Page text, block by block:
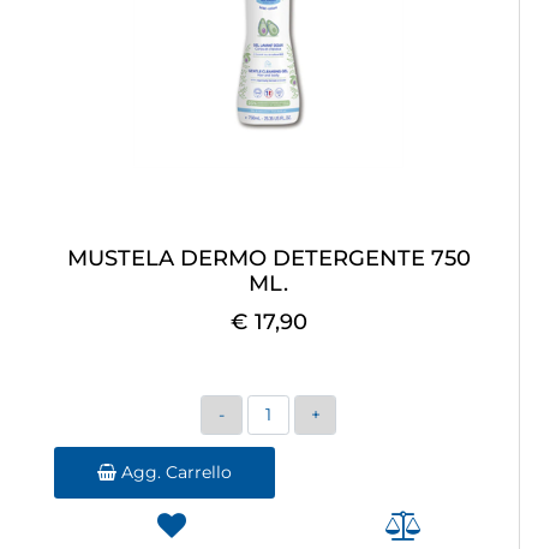
MUSTELA DERMO DETERGENTE 750
ML.
€ 17,90
Quantità
Agg. Carrello